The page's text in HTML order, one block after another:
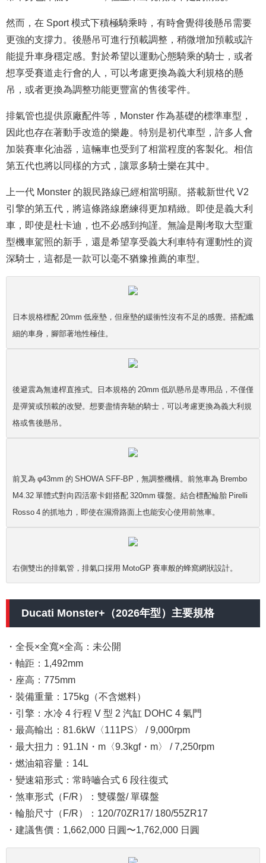
然而，在 Sport 模式下積極騎乘時，有時會覺得後懸吊需要
更強的支撐力。後懸吊可進行預載調整，稍微增加預載或許
能提升車身穩定感。對於希望以運動心態騎乘的騎士，或者
想享受賽道走行會的人，可以考慮更換為義大利規格的懸
吊，或者更換為調整功能更豐富的售後零件。
排氣管也提供原廠配件等，Monster 作為基礎的標準車型，
因此也存在著動手改造的樂趣。特別是初代車型，許多人會
加裝賽車化油器，這輛車也受到了相當程度的客製化。相信
第五代也將以同樣的方式，讓眾多騎士樂在其中。
上一代 Monster 的親民路線已經相當明顯。搭載新世代 V2
引擎的第五代，將這條路線磨練得更加精緻。即使是義大利
車，即使是杜卡迪，也不必感到拘謹。無論是剛考取大型重
型機車駕照的新手，還是希望享受義大利車特有運動性的資
深騎士，這都是一款可以毫不猶豫推薦的車型。
日本規格標配 20mm 低座墊，但座墊的緩衝性沒有不足的感覺。搭配纖
細的車身，腳部著地性極佳。
後避震為無連桿直推式。日本規格的 20mm 低趴懸吊是專用品，不僅僅
是彈簧或預載的改變。想要盡情奔馳的騎士，可以考慮更換為義大利規
格或售後懸吊。
前叉為 φ43mm 的 SHOWA SFF-BP，無調整機構。前煞車為 Brembo
M4.32 單體式對向四活塞卡鉗搭配 320mm 碟盤。結合標配輪胎 Pirelli
Rosso 4 的抓地力，即使在濕滑路面上也能安心使用前煞車。
右側雙出的排氣管，排氣口採用 MotoGP 賽車般的蜂窩網狀設計。
Ducati Monster+（2026年型）主要規格
・全長×全寬×全高：未公開
・軸距：1,492mm
・座高：775mm
・裝備重量：175kg（不含燃料）
・引擎：水冷 4 行程 V 型 2 汽缸 DOHC 4 氣門
・最高輸出：81.6kW〈111PS〉 / 9,000rpm
・最大扭力：91.1N・m〈9.3kgf・m〉 / 7,250rpm
・燃油箱容量：14L
・變速箱形式：常時嚙合式 6 段往復式
・煞車形式（F/R）：雙碟盤/ 單碟盤
・輪胎尺寸（F/R）：120/70ZR17/ 180/55ZR17
・建議售價：1,662,000 日圓〜1,762,000 日圓